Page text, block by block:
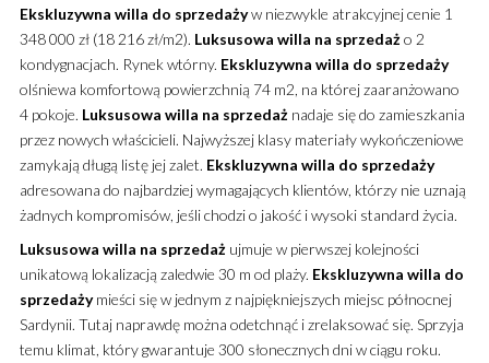
Ekskluzywna willa do sprzedażyw niezwykle atrakcyjnej cenie 1
348 000 zł (18 216 zł/m2). Luksusowa willa na sprzedażo 2
kondygnacjach. Rynek wtórny. Ekskluzywna willa do sprzedaży
olśniewa komfortową powierzchnią 74 m2, na której zaaranżowano
4 pokoje. Luksusowa willa na sprzedażnadaje się do zamieszkania
przez nowych właścicieli. Najwyższej klasy materiały wykończeniowe
zamykają długą listę jej zalet. Ekskluzywna willa do sprzedaży
adresowana do najbardziej wymagających klientów, którzy nie uznają
żadnych kompromisów, jeśli chodzi o jakość i wysoki standard życia.
Luksusowa willa na sprzedażujmuje w pierwszej kolejności
unikatową lokalizacją zaledwie 30 m od plaży. Ekskluzywna willa do
sprzedażymieści się w jednym z najpiękniejszych miejsc północnej
Sardynii. Tutaj naprawdę można odetchnąć i zrelaksować się. Sprzyja
temu klimat, który gwarantuje 300 słonecznych dni w ciągu roku.